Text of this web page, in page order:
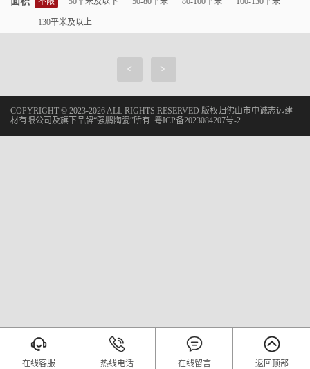
130平米及以上
< >
COPYRIGHT © 2023-2026 ALL RIGHTS RESERVED 版权归佛山市中诚志远建
材有限公司及旗下品牌“强鹏陶瓷”所有 粤ICP备2023084207号-2
在线客服 热线电话 在线留言 返回顶部